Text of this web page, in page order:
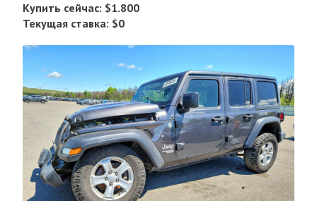
Купить сейчас: $1.800
Текущая ставка: $0